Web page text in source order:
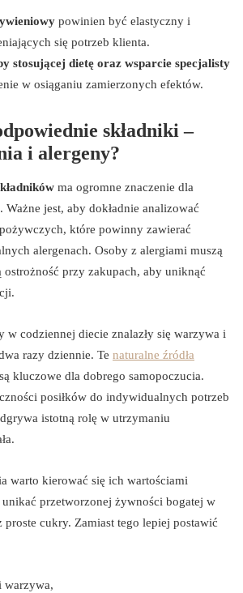
powinien być elastyczny i
się potrzeb klienta.
stosującej dietę oraz wsparcie specjalisty
w osiąganiu zamierzonych efektów.
składniki –
i alergeny?
ma ogromne znaczenie dla
jest, aby dokładnie analizować
które powinny zawierać
alergenach. Osoby z alergiami muszą
ostrożność przy zakupach, aby uniknąć
w codziennej diecie znalazły się warzywa i
razy dziennie. Te naturalne źródła
kluczowe dla dobrego samopoczucia.
posiłków do indywidualnych potrzeb
istotną rolę w utrzymaniu
warto kierować się ich wartościami
przetworzonej żywności bogatej w
proste cukry. Zamiast tego lepiej postawić
warzywa,